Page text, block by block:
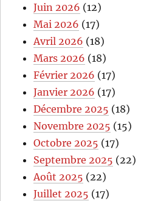
Juin 2026 (12)
Mai 2026 (17)
Avril 2026 (18)
Mars 2026 (18)
Février 2026 (17)
Janvier 2026 (17)
Décembre 2025 (18)
Novembre 2025 (15)
Octobre 2025 (17)
Septembre 2025 (22)
Août 2025 (22)
Juillet 2025 (17)